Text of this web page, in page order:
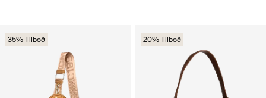
35% Tilboð 20% Tilboð